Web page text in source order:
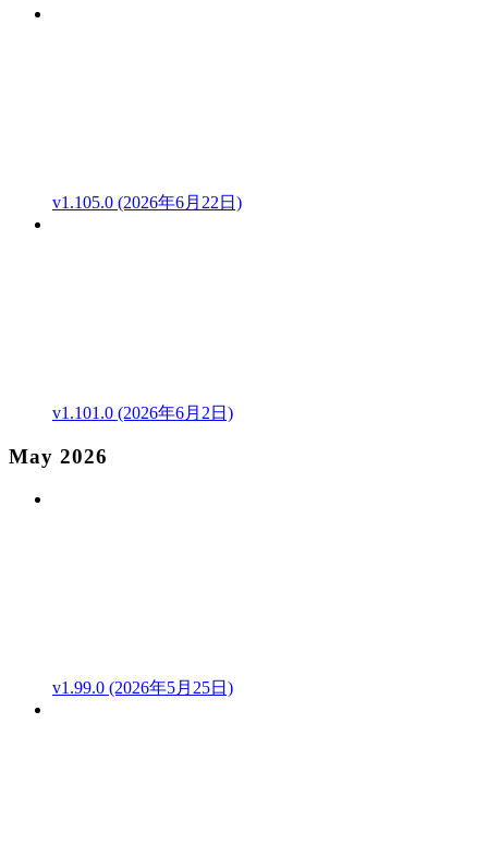
v1.105.0 (2026年6月22日)
v1.101.0 (2026年6月2日)
May 2026
v1.99.0 (2026年5月25日)